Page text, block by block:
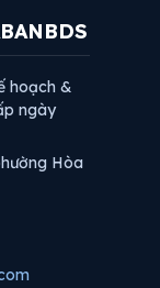
hoạch &
ngày
Hòa